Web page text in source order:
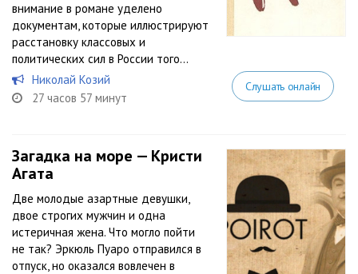
внимание в романе уделено
документам, которые иллюстрируют
расстановку классовых и
политических сил в России того...
Николай Козий
27 часов 57 минут
Слушать онлайн
Загадка на море — Кристи
Агата
Две молодые азартные девушки,
двое строгих мужчин и одна
истеричная жена. Что могло пойти
не так? Эркюль Пуаро отправился в
отпуск, но оказался вовлечен в